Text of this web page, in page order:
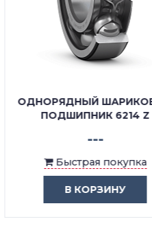
ОДНОРЯДНЫЙ ШАРИКОВЫЙ
ПОДШИПНИК 6214 Z
Быстрая покупка
В КОРЗИНУ